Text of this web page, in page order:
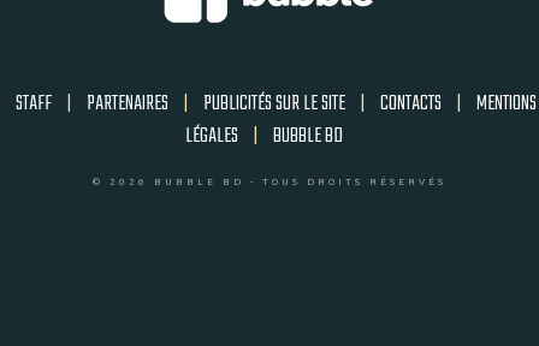
STAFF | PARTENAIRES | PUBLICITÉS SUR LE SITE | CONTACTS | MENTIONS
LÉGALES | BUBBLE BD
© 2026 BUBBLE BD - TOUS DROITS RÉSERVÉS